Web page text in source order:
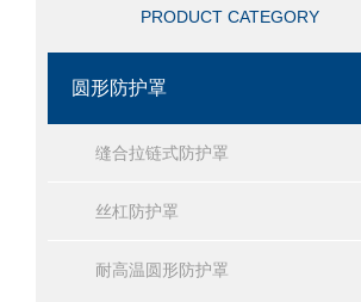
PRODUCT CATEGORY
圆形防护罩
缝合拉链式防护罩
丝杠防护罩
耐高温圆形防护罩